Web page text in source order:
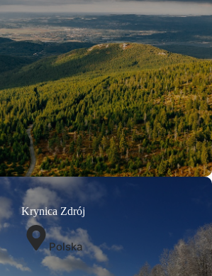
Krynica Zdrój
Polska